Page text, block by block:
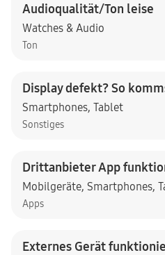
Audioqualität/Ton leise
Watches & Audio
Ton
Display defekt? So
Smartphones, Tablet
Sonstiges
Drittanbieter App
Mobilgeräte, Smartphones,
Apps
Externes Gerät